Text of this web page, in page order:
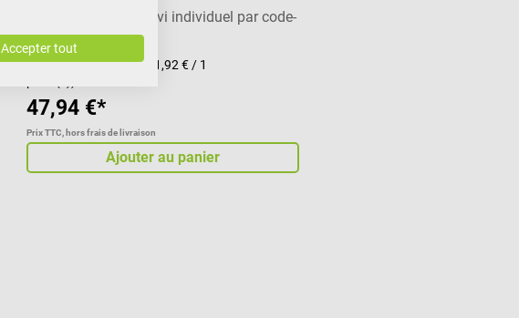
Avec système de suivi individuel par code-
barres
Contenu :25 pièce(s)
(1,92 € / 1
47,94 €*
Prix TTC, hors frais de livraison
Ajouter au panier
Accepter tout